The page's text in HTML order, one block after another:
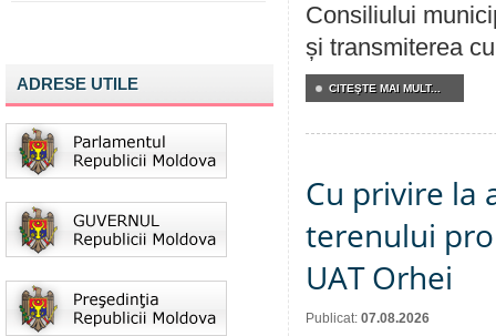
ADRESE UTILE
Consiliului
și transmiterea
CITEŞTE MAI MULT...
Cu privire la
terenului
UAT Orhei
Publicat: 07.08.2026